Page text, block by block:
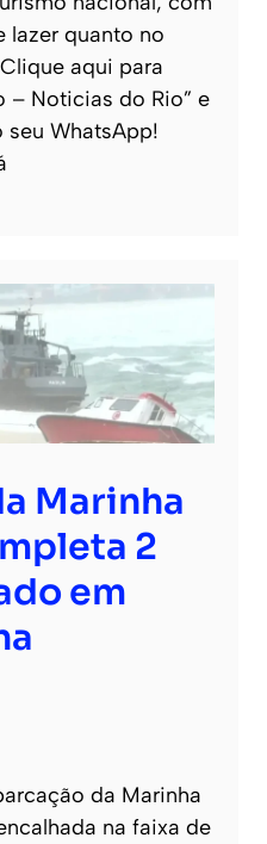
lazer quanto no
aqui para
– Noticias do Rio” e
seu WhatsApp!
Marinha
2
em
da Marinha
na faixa de